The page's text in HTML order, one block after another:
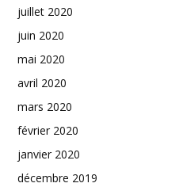
juillet 2020
juin 2020
mai 2020
avril 2020
mars 2020
février 2020
janvier 2020
décembre 2019